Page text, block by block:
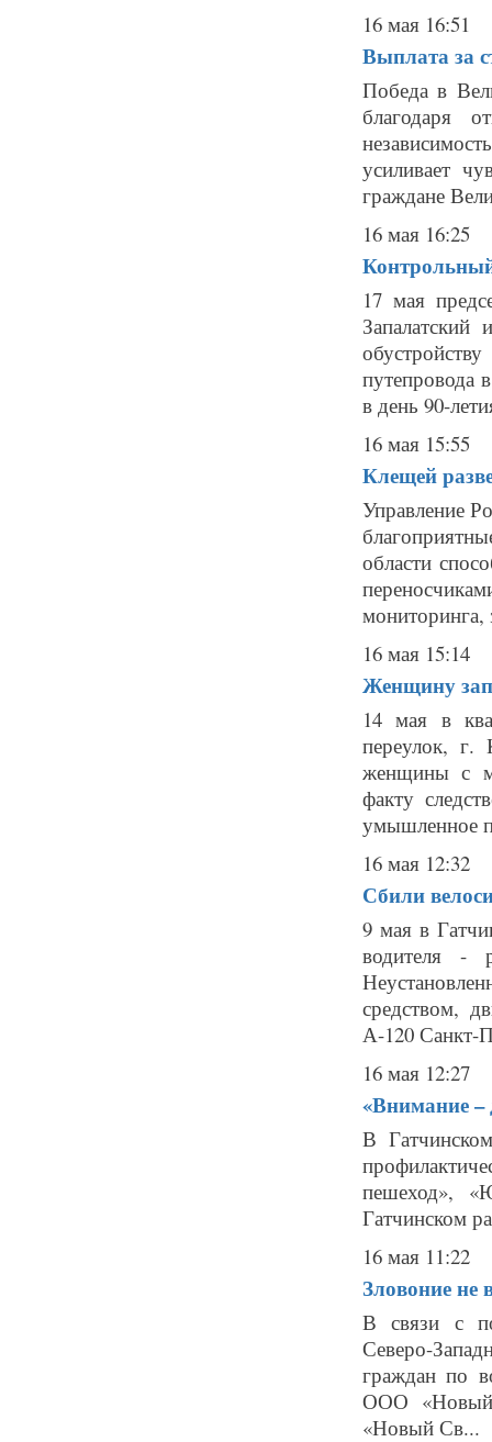
16 мая 16:51
Выплата за
Победа в
благодаря
усиливает
граждане
16 мая 16:25
17 мая
путепровода
в день 90-
16 мая 15:55
Клещей
Управление
области
мониторинга,
16 мая 15:14
Женщину
14 мая в
переулок, г.
женщины с
факту
умышленное
16 мая 12:32
Сбили
9 мая в
водителя
средством,
А-120 Санкт-
16 мая 12:27
«Внимание –
В
пешеход»,
Гатчинском
16 мая 11:22
Зловоние не
В связи с
Северо-
граждан по
ООО «Новый
«Новый Св...